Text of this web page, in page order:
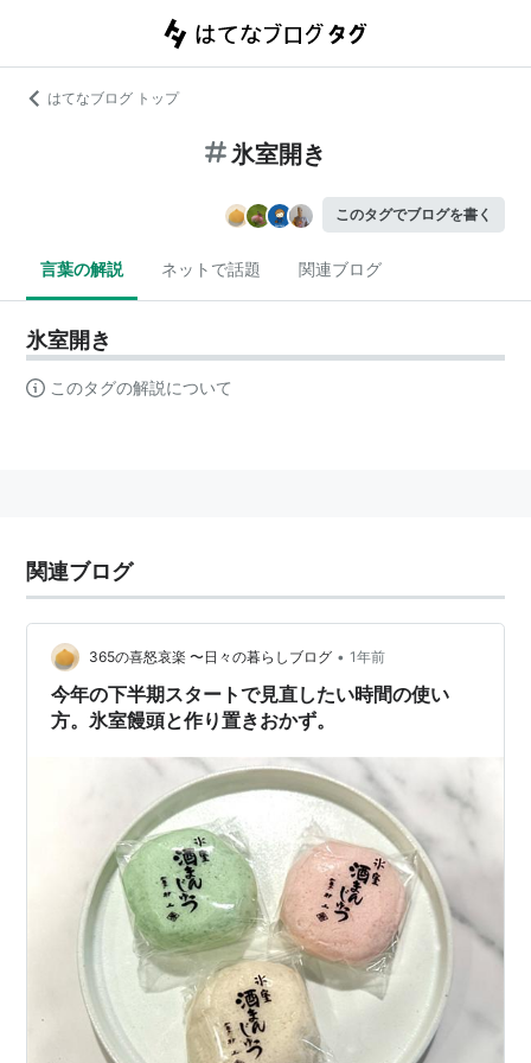
はてなブログ トップ
氷室開き
このタグでブログを書く
言葉の解説 ネットで話題 関連ブログ
氷室開き
このタグの解説について
関連ブログ
365の喜怒哀楽 〜日々の暮らしブログ • 1年前
今年の下半期スタートで見直したい時間の使い
方。氷室饅頭と作り置きおかず。